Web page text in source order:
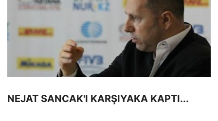
NEJAT SANCAK'I KARŞIYAKA KAPTI...